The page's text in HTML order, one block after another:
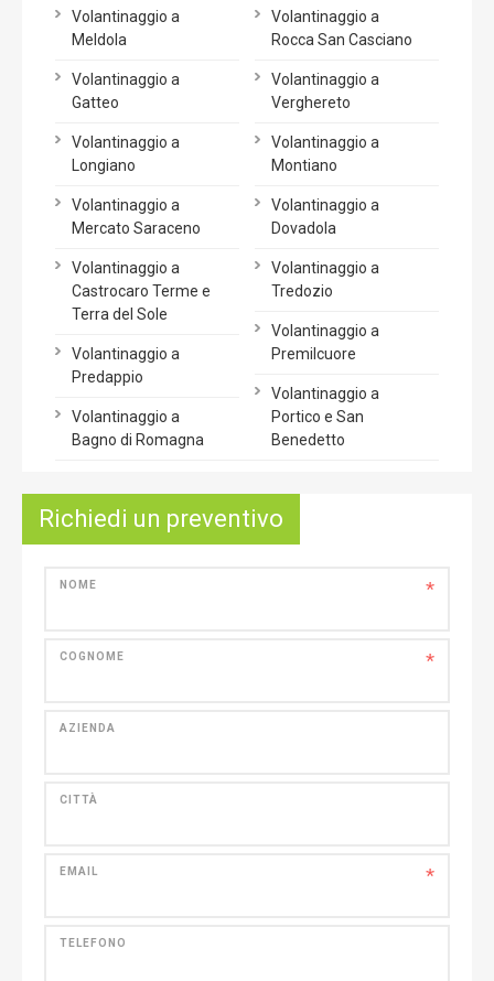
Volantinaggio a
Meldola
Volantinaggio a
Gatteo
Volantinaggio a
Longiano
Volantinaggio a
Mercato Saraceno
Volantinaggio a
Castrocaro Terme e
Terra del Sole
Volantinaggio a
Predappio
Volantinaggio a
Bagno di Romagna
Volantinaggio a
Rocca San Casciano
Volantinaggio a
Verghereto
Volantinaggio a
Montiano
Volantinaggio a
Dovadola
Volantinaggio a
Tredozio
Volantinaggio a
Premilcuore
Volantinaggio a
Portico e San
Benedetto
Richiedi un preventivo
*
NOME
*
COGNOME
AZIENDA
CITTÀ
*
EMAIL
TELEFONO